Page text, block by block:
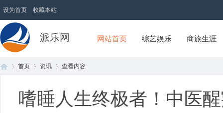
设为首页 收藏本站
派乐网 网站首页 综艺娱乐 商旅生涯
首页 资讯
›
查看内容
嗜睡人生终极者！中医